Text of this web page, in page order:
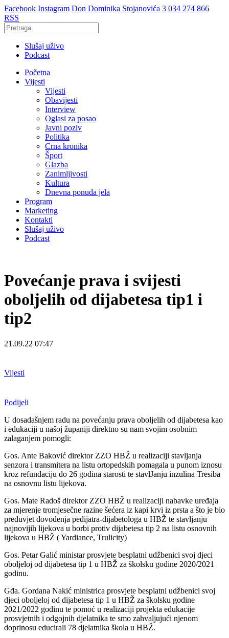
Facebook Instagram Don Dominika Stojanovića 3 034 274 866
RSS
Slušaj uživo
Podcast
Početna
Vijesti
Vijesti
Obavijesti
Interview
Oglasi za posao
Javni poziv
Politika
Crna kronika
Šport
Glazba
Zanimljivosti
Kultura
Dnevna ponuda jela
Program
Marketing
Kontakti
Slušaj uživo
Podcast
Povećanje prava i svijesti
oboljelih od dijabetesa tip1 i
tip2
21.09.22 07:47
Vijesti
Podijeli
U dosadašnjem radu na povećanju prava oboljelih od dijabetesa kao
i edukaciji u našoj županiji direktno su nam svojim osobnim
zalaganjem pomogli:
Gos. Ante Baković direktor ZZO HBŽ u realizaciji stavljanja
senzora i transmitera na listu ortopedskih pomagala u punom iznosu
kroz refundaciju do 26 godina starosti te stavlJanju inzulina Tresiba
na osnovnu listu lijekova.
Gos. Mate Radoš direktor ZZO HBŽ u realizaciji nabavke uređaja
za mjerenje tromjesečne razine šećera iz kapi krvi iz prsta a što je bio
preduvjet dovođenja pedijatra-dijabetologa u HBŽ te stavljanju
najnovijih lijekova u borbi protiv dijabetesa tip 2 na listu osnovnih
lijekova u HBŽ ( Yardiance, Trulicity)
Gos. Petar Galić ministar prosvjete besplatni udžbenici svoj djeci
oboljeloj od dijabetesa tip 1 u HBŽ za školsku godine 2020/2021
godinu.
Gđa. Gordana Nakić ministrica prosvjete besplatni udžbenici svoj
djeci oboljeloj od dijabetesa tip 1 u HBŽ za školsku godine
2021/2022 godinu te pomoć u realizaciji projekta edukacije
prosvjetnih i odgojnih djelatnika te smo zahvaljujući njenom
doprinosu educirali 78 djelatnika škola u HBŽ.